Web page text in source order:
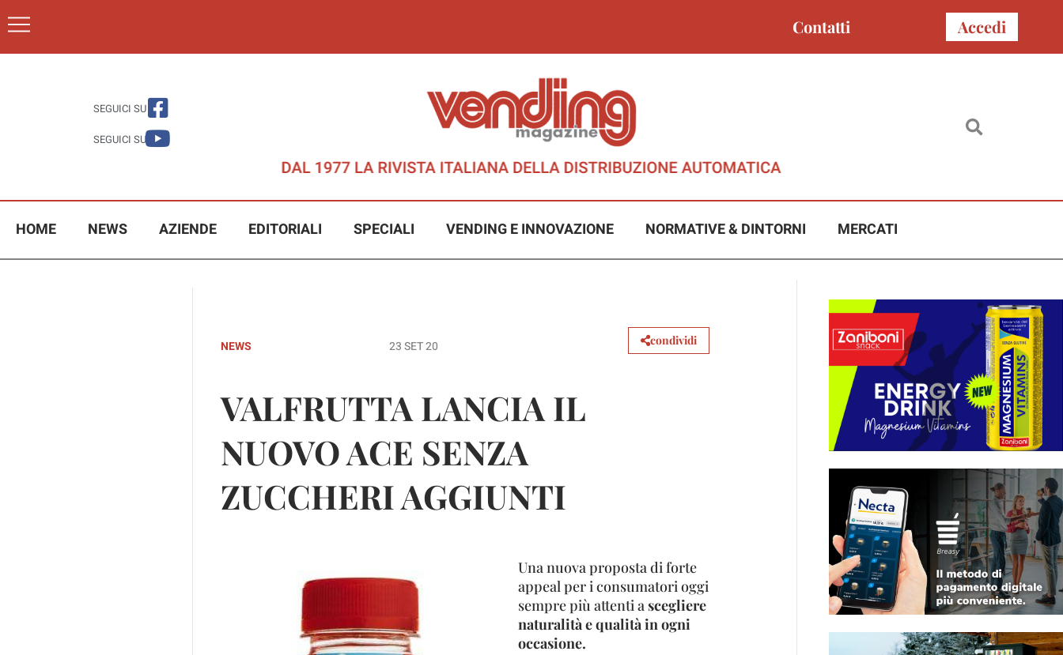
Contatti Accedi
SEGUICI SU
SEGUICI SU
HOME NEWS AZIENDE EDITORIALI SPECIALI VENDING E INNOVAZIONE NORMATIVE & DINTORNI MERCATI
NEWS 23 SET 20 condividi
VALFRUTTA LANCIA IL
NUOVO ACE SENZA
ZUCCHERI AGGIUNTI
Una nuova proposta di forte
appeal per i consumatori oggi
sempre più attenti ascegliere
naturalità e qualità in ogni
occasione.